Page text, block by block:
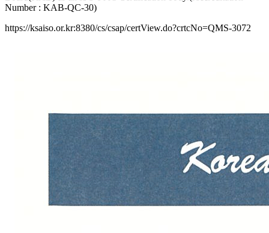
Number : KAB-QC-30)
https://ksaiso.or.kr:8380/cs/csap/certView.do?crtcNo=QMS-3072